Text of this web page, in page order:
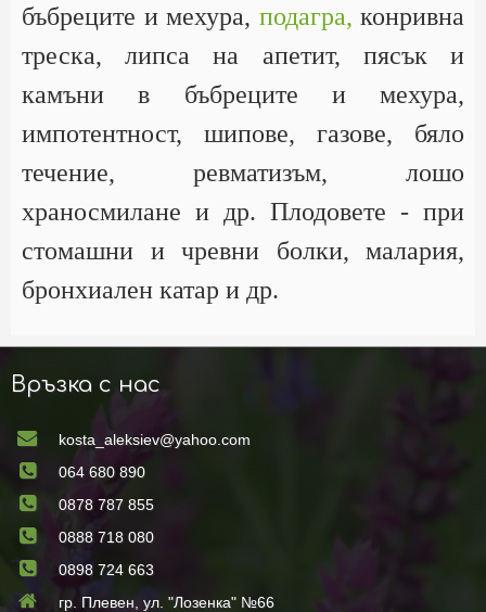
бъбреците и мехура, подагра, конривна
треска, липса на апетит, пясък и
камъни в бъбреците и мехура,
импотентност, шипове, газове, бяло
течение, ревматизъм, лошо
храносмилане и др. Плодовете - при
стомашни и чревни болки, малария,
бронхиален катар и др.
Връзка с нас
kosta_aleksiev@yahoo.com
064 680 890
0878 787 855
0888 718 080
0898 724 663
гр. Плевен, ул. "Лозенка" №66